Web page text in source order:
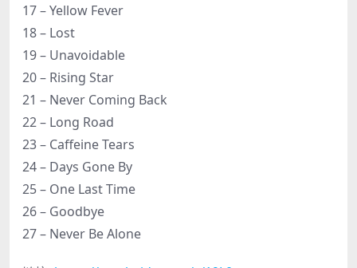
17 – Yellow Fever
18 – Lost
19 – Unavoidable
20 – Rising Star
21 – Never Coming Back
22 – Long Road
23 – Caffeine Tears
24 – Days Gone By
25 – One Last Time
26 – Goodbye
27 – Never Be Alone